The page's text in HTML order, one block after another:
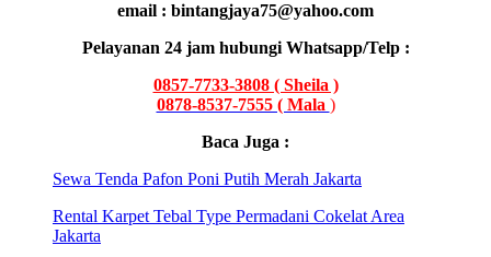
email : bintangjaya75@yahoo.com
Pelayanan 24 jam hubungi Whatsapp/Telp :
0857-7733-3808 ( Sheila )
0878-8537-7555 ( Mala )
Baca Juga :
Sewa Tenda Pafon Poni Putih Merah Jakarta
Rental Karpet Tebal Type Permadani Cokelat Area
Jakarta